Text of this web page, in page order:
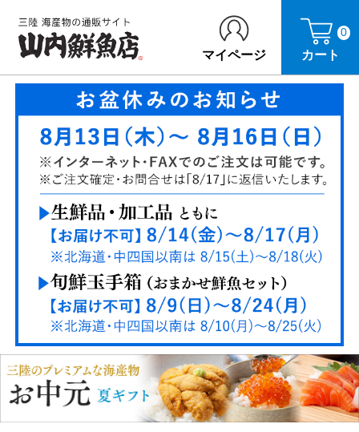
マイページ カート
0